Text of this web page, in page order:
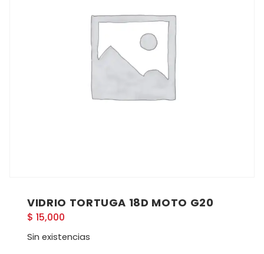
VIDRIO TORTUGA 18D MOTO G20
$ 15,000
Sin existencias